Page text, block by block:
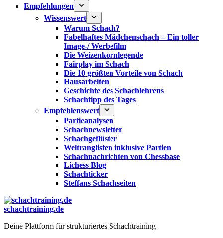
Empfehlungen
Wissenswert
Warum Schach?
Fabelhaftes Mädchenschach – Ein toller
Image-/ Werbefilm
Die Weizenkornlegende
Fairplay im Schach
Die 10 größten Vorteile von Schach‎
Hausarbeiten
Geschichte des Schachlehrens
Schachtipp des Tages
Empfehlenswert
Partieanalysen
Schachnewsletter
Schachgeflüster
Weltranglisten inklusive Partien
Schachnachrichten von Chessbase
Lichess Blog
Schachticker
Steffans Schachseiten
schachtraining.de
Deine Plattform für strukturiertes Schachtraining